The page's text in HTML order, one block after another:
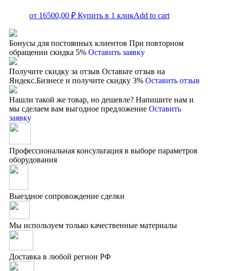
от 16500,00 ₽ Купить в 1 кликAdd to cart
Бонусы для постоянных клиентов При повторном
обращении скидка 5% Оставить заявку
Получите скидку за отзыв Оставьте отзыв на
Яндекс.Бизнесе и получите скидку 3% Оставить отзыв
Нашли такой же товар, но дешевле? Напишите нам и
мы сделаем вам выгодное предложение Оставить
заявку
Профессиональная консультация в выборе параметров
оборудования
Выездное сопровождение сделки
Мы используем только качественные материалы
Доставка в любой регион РФ